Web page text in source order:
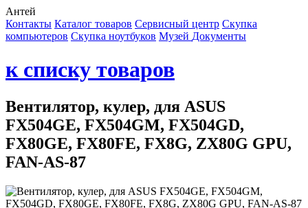
Антей
Контакты Каталог товаров Сервисный центр Cкупка
компьютеров Cкупка ноутбуков Музей Документы
к списку товаров
Вентилятор, кулер, для ASUS
FX504GE, FX504GM, FX504GD,
FX80GE, FX80FE, FX8G, ZX80G GPU,
FAN-AS-87